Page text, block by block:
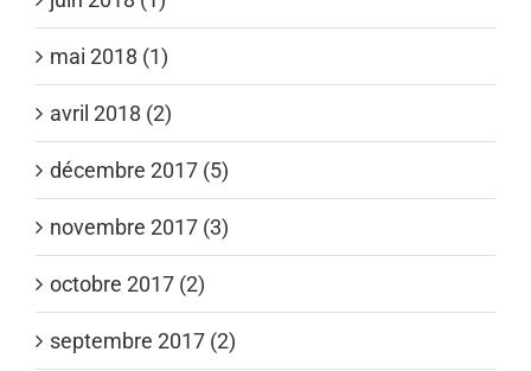
mai 2018 (1)
avril 2018 (2)
décembre 2017 (5)
novembre 2017 (3)
octobre 2017 (2)
septembre 2017 (2)